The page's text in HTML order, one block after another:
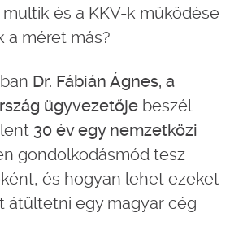
és a KKV-k működése
a méret más?
Dr. Fábián Ágnes, a
ügyvezetője beszél
30 év egy nemzetközi
gondolkodásmód tesz
és hogyan lehet ezeket
átültetni egy magyar cég